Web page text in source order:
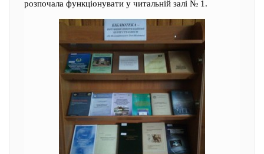
розпочала функціонувати у читальній залі № 1.